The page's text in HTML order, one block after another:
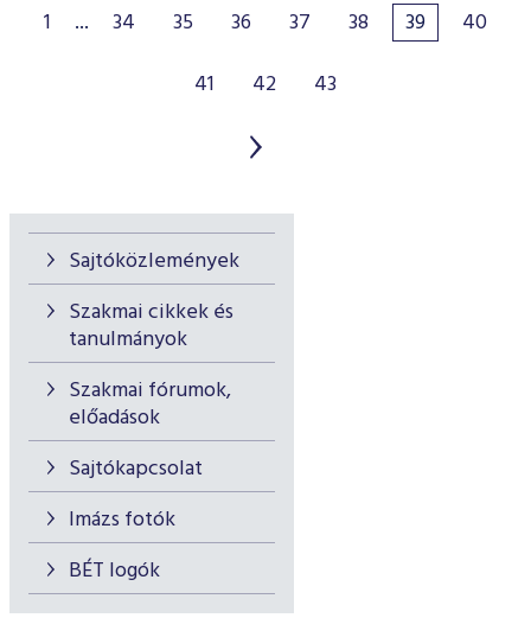
Sajtóközlemények
Szakmai cikkek és
tanulmányok
Szakmai fórumok,
előadások
Sajtókapcsolat
Imázs fotók
BÉT logók
1 ... 34 35 36 37 38 39
40
41
42 43